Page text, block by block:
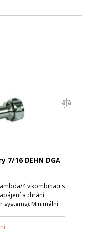
7/16 DEHN DGA
4 v kombinaci s
a chrání
systems). Minimální